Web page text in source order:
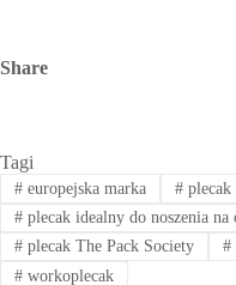
Share
Tagi
#europejska marka #plecak
#plecak idealny do noszenia na
#plecak The Pack Society #
#workoplecak